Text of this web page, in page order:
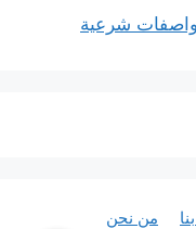
شرعية
من نحن